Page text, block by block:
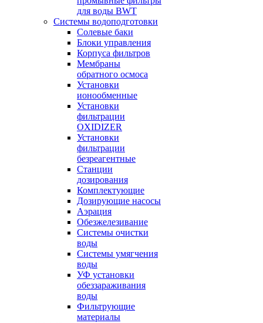
для воды BWT
Системы водоподготовки
Солевые баки
Блоки управления
Корпуса фильтров
Мембраны
обратного осмоса
Установки
ионообменные
Установки
фильтрации
OXIDIZER
Установки
фильтрации
безреагентные
Станции
дозирования
Комплектующие
Дозирующие насосы
Аэрация
Обезжелезивание
Системы очистки
воды
Системы умягчения
воды
УФ установки
обеззараживания
воды
Фильтрующие
материалы